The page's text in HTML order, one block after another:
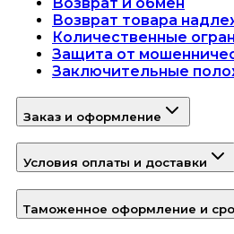
Возврат товара
Количественные
Защита от
Заключительные
Заказ и оформление
Условия оплаты и доставки
Таможенное оформление и